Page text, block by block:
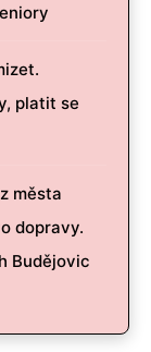
platit se
města
dopravy.
Budějovic